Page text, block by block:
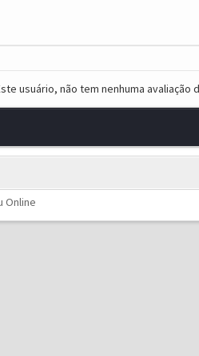
usuário, não tem nenhuma
Online